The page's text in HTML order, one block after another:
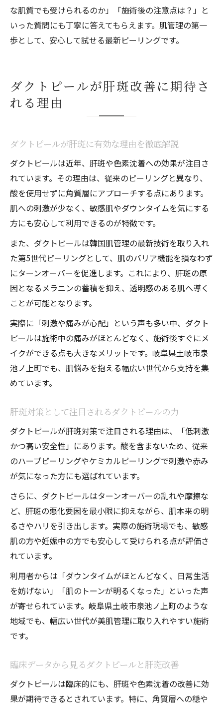
な肌質でも受けられるのか」「施術後の注意点は？」と
いった質問にも丁寧に答えてもらえます。肌管理の第一
歩として、安心して試せる最新ピーリングです。
ダクトピールが肝斑改善に期待さ
れる理由
ダクトピールが肝斑に有効な理由を徹底解説
ダクトピールは近年、肝斑や色素沈着への効果が注目さ
れています。その理由は、従来のピーリングと異なり、
酸を使用せずに角質層にアプローチする点にあります。
肌への刺激が少なく、敏感肌やダウンタイムを気にする
方にも安心して利用できるのが特徴です。
また、ダクトピールは韓国肌管理の最新技術を取り入れ
た第5世代ピーリングとして、肌のバリア機能を損なわず
にターンオーバーを促進します。これにより、肝斑の原
因となるメラニンの蓄積を抑え、透明感のある肌へ導く
ことが可能となります。
実際に「刺激や痛みが心配」という声も多い中、ダクト
ピールは施術中の痛みがほとんどなく、施術後すぐにメ
イクができる点も大きなメリットです。岐阜県土岐市泉
池ノ上町でも、肌悩みを抱える幅広い世代から支持を集
めています。
肝斑対策として注目されるダクトピールの力
ダクトピールが肝斑対策で注目される理由は、「低刺激
かつ高い安全性」にあります。酸を含まないため、従来
のハーブピーリングやケミカルピーリングで刺激や赤み
が気になった方にも選ばれています。
さらに、ダクトピールはターンオーバーの乱れや摩擦な
ど、肝斑の悪化要因を最小限に抑えながら、肌本来の明
るさやハリを引き出します。実際の施術現場でも、敏感
肌の方や妊娠中の方でも安心して受けられる点が評価さ
れています。
利用者からは「ダウンタイムがほとんどなく、日常生活
を妨げない」「肌のトーンが明るくなった」といった声
が寄せられています。岐阜県土岐市泉池ノ上町のような
地域でも、幅広い世代が美肌管理に取り入れやすい施術
です。
臨床データから見るダクトピールと肝斑改善
ダクトピールは臨床的にも、肝斑や色素沈着の改善に効
果が期待できるとされています。特に、角質層への穏や